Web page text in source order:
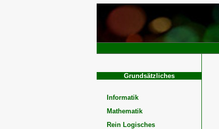
Grundsätzliches
Informatik
Mathematik
Rein Logisches